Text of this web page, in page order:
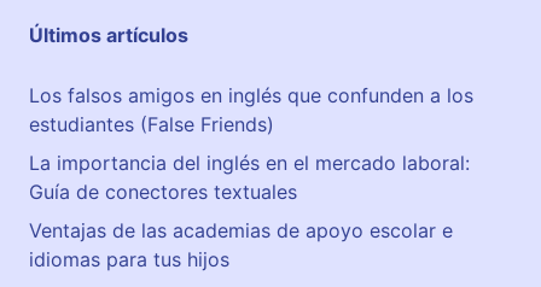
Últimos artículos
Los falsos amigos en inglés que confunden a los
estudiantes (False Friends)
La importancia del inglés en el mercado laboral:
Guía de conectores textuales
Ventajas de las academias de apoyo escolar e
idiomas para tus hijos